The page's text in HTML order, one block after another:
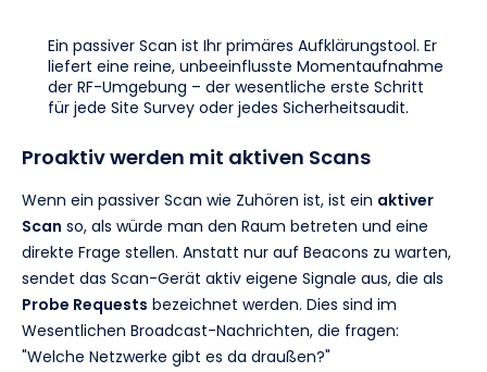
Ein passiver Scan ist Ihr primäres Aufklärungstool. Er
liefert eine reine, unbeeinflusste Momentaufnahme
der RF-Umgebung – der wesentliche erste Schritt
für jede Site Survey oder jedes Sicherheitsaudit.
Proaktiv werden mit aktiven Scans
Wenn ein passiver Scan wie Zuhören ist, ist ein aktiver
Scan so, als würde man den Raum betreten und eine
direkte Frage stellen. Anstatt nur auf Beacons zu warten,
sendet das Scan-Gerät aktiv eigene Signale aus, die als
Probe Requests bezeichnet werden. Dies sind im
Wesentlichen Broadcast-Nachrichten, die fragen:
"Welche Netzwerke gibt es da draußen?"